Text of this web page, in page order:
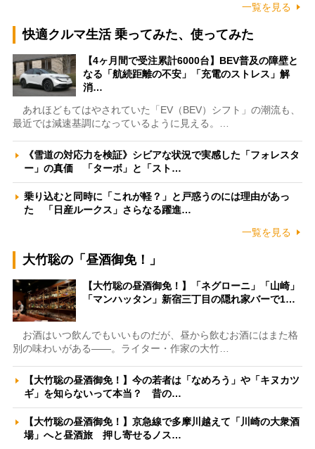
一覧を見る
快適クルマ生活 乗ってみた、使ってみた
【4ヶ月間で受注累計6000台】BEV普及の障壁と
なる「航続距離の不安」「充電のストレス」解
消…
あれほどもてはやされていた「EV（BEV）シフト」の潮流も、
最近では減速基調になっているように見える。…
《雪道の対応力を検証》シビアな状況で実感した「フォレスタ
ー」の真価 「ターボ」と「スト…
乗り込むと同時に「これが軽？」と戸惑うのには理由があっ
た 「日産ルークス」さらなる躍進…
一覧を見る
大竹聡の「昼酒御免！」
【大竹聡の昼酒御免！】「ネグローニ」「山崎」
「マンハッタン」新宿三丁目の隠れ家バーで1…
お酒はいつ飲んでもいいものだが、昼から飲むお酒にはまた格
別の味わいがある――。ライター・作家の大竹…
【大竹聡の昼酒御免！】今の若者は「なめろう」や「キヌカツ
ギ」を知らないって本当？ 昔の…
【大竹聡の昼酒御免！】京急線で多摩川越えて「川崎の大衆酒
場」へと昼酒旅 押し寄せるノス…